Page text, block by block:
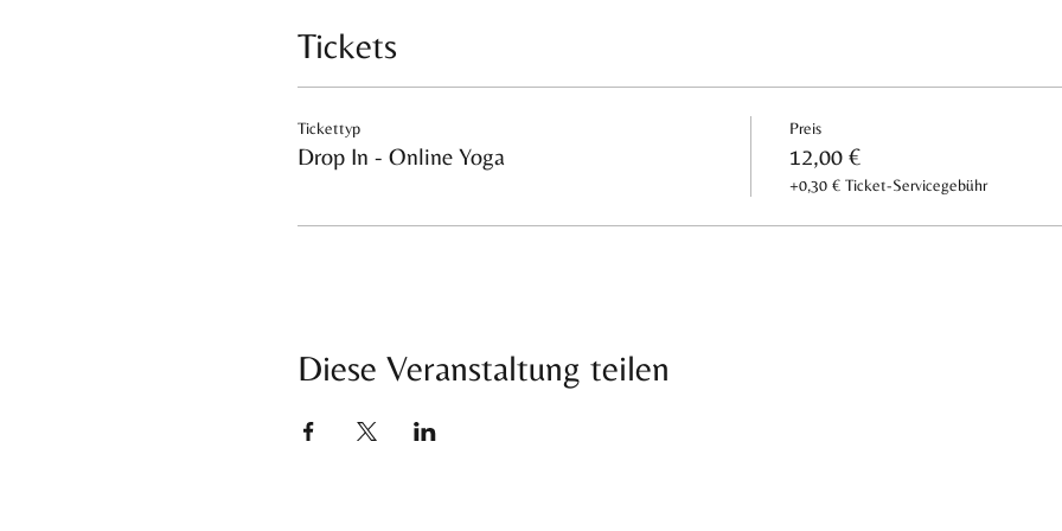
Tickets
Tickettyp
Drop In - Online Yoga
Preis
12,00 €
+0,30 € Ticket-Servicegebühr
Diese Veranstaltung teilen